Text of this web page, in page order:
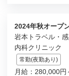
2024年秋オープ
岩本トラベル・
内科クリニック
常勤(夜勤あり)
月給：280,000円